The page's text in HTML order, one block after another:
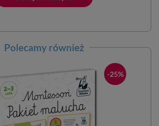
Polecamy również
-25%